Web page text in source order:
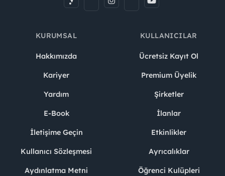
KURUMSAL
Hakkımızda
Kariyer
Yardım
E-Book
İletişime Geçin
Kullanıcı Sözleşmesi
Aydınlatma Metni
KULLANICILAR
Ücretsiz Kayıt Ol
Premium Üyelik
Şirketler
İlanlar
Etkinlikler
Ayrıcalıklar
Öğrenci Kulüpleri